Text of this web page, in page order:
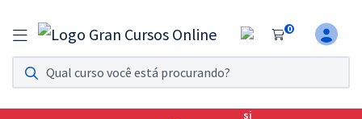
0
Assinatura Ilimitada 11
Acesso a todos os cursos. Teste grátis por 7 dias!